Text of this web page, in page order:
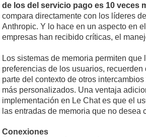
de los del servicio pago es 10 veces
compara directamente con los líderes
Anthropic. Y lo hace en un aspecto en
empresas han recibido críticas, el
Los sistemas de memoria permiten que
preferencias de los usuarios,
parte del contexto de otros
más personalizados. Una ventaja
implementación en Le Chat es que el
las entradas de memoria que no desea
Conexiones